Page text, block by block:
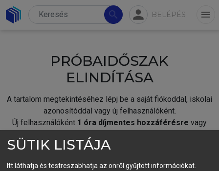
search person BELÉPÉS menu
PRÓBAIDŐSZAK
ELINDÍTÁSA
A tartalom megtekintéséhez lépj be a saját fiókoddal, iskolai
azonosítóddal vagy új felhasználóként.
Új felhasználóként 1 óra díjmentes hozzáférésre vagy
fiókoddal,vagy hozz létre új fiókot.
SÜTIK LISTÁJA
Itt láthatja és testreszabhatja az önről gyűjtött információkat.